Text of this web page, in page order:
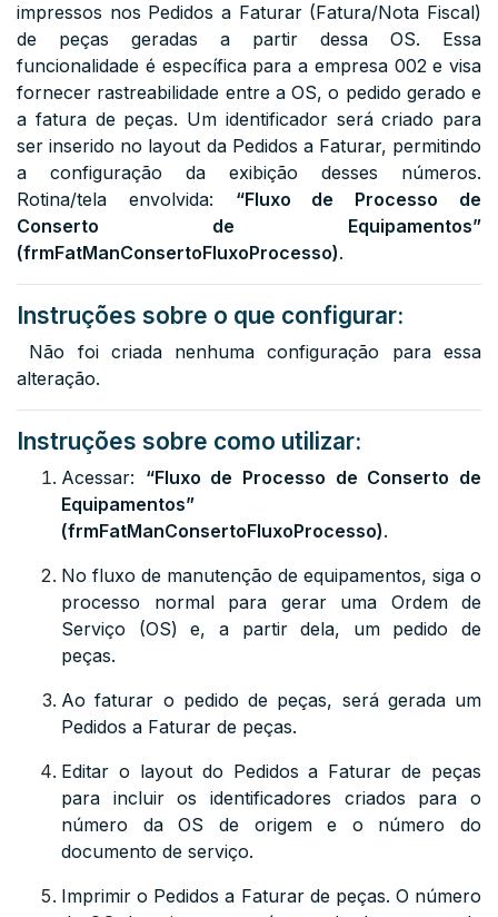
impressos nos Pedidos a Faturar (Fatura/Nota Fiscal)
de peças geradas a partir dessa OS. Essa
funcionalidade é específica para a empresa 002 e visa
fornecer rastreabilidade entre a OS, o pedido gerado e
a fatura de peças. Um identificador será criado para
ser inserido no layout da Pedidos a Faturar, permitindo
a configuração da exibição desses números.
Rotina/tela envolvida: “Fluxo de Processo de
Conserto de Equipamentos”
(frmFatManConsertoFluxoProcesso).
Instruções sobre o que configurar:
Não foi criada nenhuma configuração para essa
alteração.
Instruções sobre como utilizar:
Acessar: “Fluxo de Processo de Conserto de
Equipamentos”
(frmFatManConsertoFluxoProcesso).
No fluxo de manutenção de equipamentos, siga o
processo normal para gerar uma Ordem de
Serviço (OS) e, a partir dela, um pedido de
peças.
Ao faturar o pedido de peças, será gerada um
Pedidos a Faturar de peças.
Editar o layout do Pedidos a Faturar de peças
para incluir os identificadores criados para o
número da OS de origem e o número do
documento de serviço.
Imprimir o Pedidos a Faturar de peças. O número